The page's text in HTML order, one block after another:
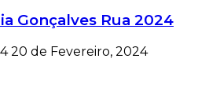
Gonçalves Rua 2024
20 de Fevereiro, 2024